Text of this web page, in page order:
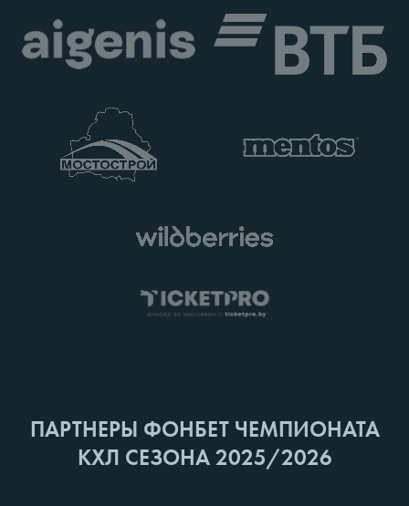
ПАРТНЕРЫ ФОНБЕТ ЧЕМПИОНАТА
КХЛ СЕЗОНА 2025/2026